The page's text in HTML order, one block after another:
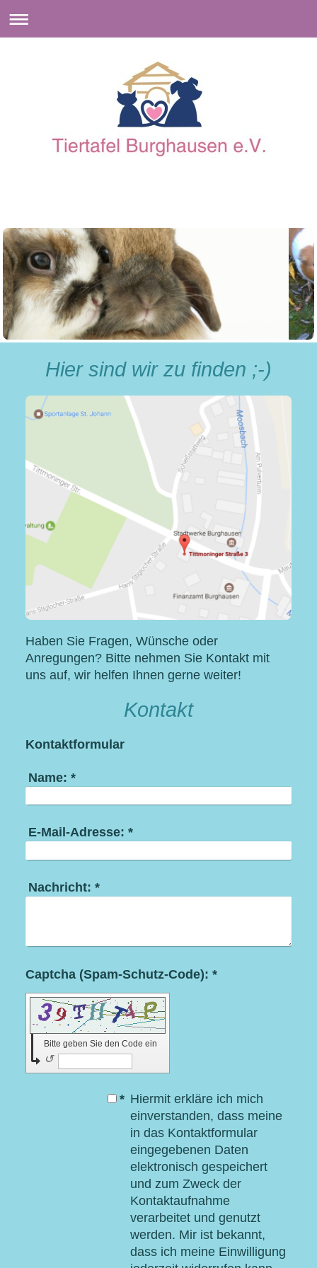
Hier sind wir zu finden ;-)
Haben Sie Fragen, Wünsche oder
Anregungen? Bitte nehmen Sie Kontakt mit
uns auf, wir helfen Ihnen gerne weiter!
Kontakt
Kontaktformular
Name: *
E-Mail-Adresse: *
Nachricht: *
Captcha (Spam-Schutz-Code): *
Bitte geben Sie den Code ein
↺
* Hiermit erkläre ich mich
einverstanden, dass meine
in das Kontaktformular
eingegebenen Daten
elektronisch gespeichert
und zum Zweck der
Kontaktaufnahme
verarbeitet und genutzt
werden. Mir ist bekannt,
dass ich meine Einwilligung